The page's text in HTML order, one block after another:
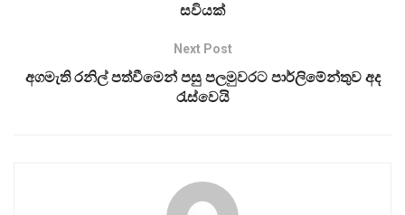
සවියක්
Next Post
අගමැති රනිල් පත්වීමෙන් පසු පලමුවරට පාර්ලිමේන්තුව අද
රැස්වෙයි